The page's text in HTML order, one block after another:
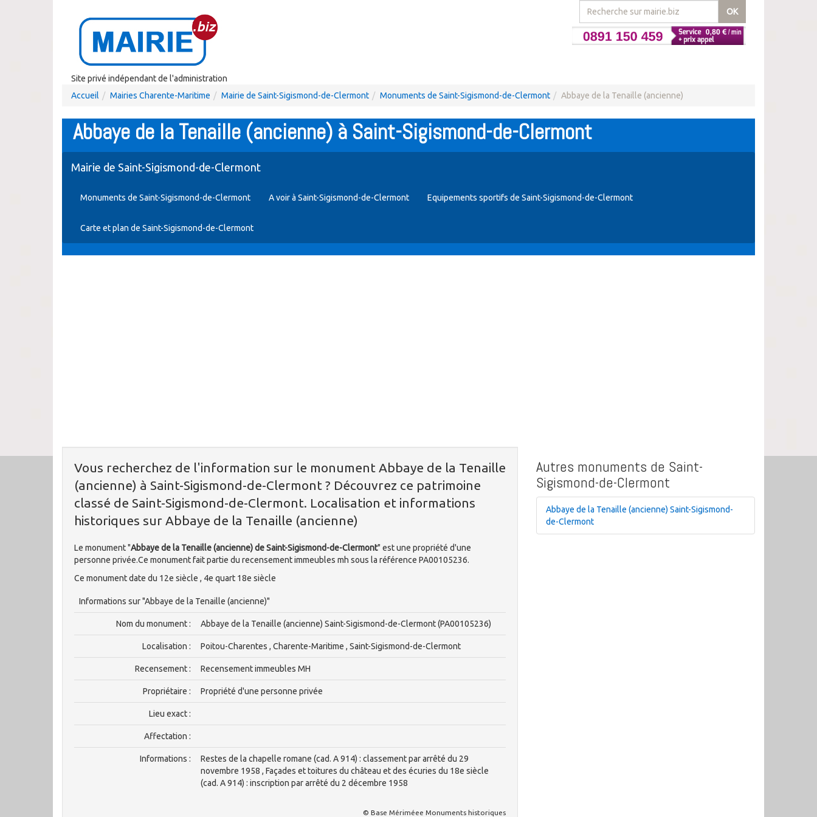
OK
Site privé indépendant de l'administration
Accueil
Mairies Charente-Maritime Mairie de Saint-Sigismond-de-Clermont Monuments de Saint-Sigismond-de-Clermont Abbaye de la Tenaille (ancienne)
Abbaye de la Tenaille (ancienne) à Saint-Sigismond-de-Clermont
Mairie de Saint-Sigismond-de-Clermont
Monuments de Saint-Sigismond-de-Clermont A voir à Saint-Sigismond-de-Clermont Equipements sportifs de Saint-Sigismond-de-Clermont
Carte et plan de Saint-Sigismond-de-Clermont
Vous recherchez de l'information sur le monument Abbaye de la Tenaille
(ancienne) à Saint-Sigismond-de-Clermont ? Découvrez ce patrimoine
classé de Saint-Sigismond-de-Clermont. Localisation et informations
historiques sur Abbaye de la Tenaille (ancienne)
Le monument "Abbaye de la Tenaille (ancienne) de Saint-Sigismond-de-Clermont" est une propriété d'une
personne privée.Ce monument fait partie du recensement immeubles mh sous la référence PA00105236.
Ce monument date du 12e siècle , 4e quart 18e siècle
Informations sur "Abbaye de la Tenaille (ancienne)"
Nom du monument : Abbaye de la Tenaille (ancienne) Saint-Sigismond-de-Clermont (PA00105236)
Localisation : Poitou-Charentes , Charente-Maritime , Saint-Sigismond-de-Clermont
Recensement : Recensement immeubles MH
Propriétaire : Propriété d'une personne privée
Lieu exact :
Affectation :
Informations :
Restes de la chapelle romane (cad. A 914) : classement par arrêté du 29
novembre 1958 , Façades et toitures du château et des écuries du 18e siècle
(cad. A 914) : inscription par arrêté du 2 décembre 1958
© Base Mériméee Monuments historiques
Autres monuments de Saint-
Sigismond-de-Clermont
Abbaye de la Tenaille (ancienne) Saint-Sigismond-
de-Clermont